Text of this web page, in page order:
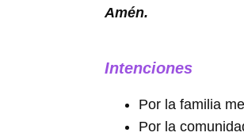
Amén.
Intenciones
Por la familia
Por la